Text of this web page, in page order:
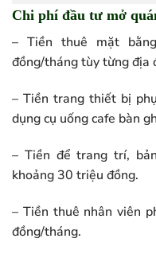
Chi phí đầu tư mở
– Tiền thuê mặt
đồng/tháng tùy từng địa
– Tiền trang thiết bị
dụng cụ uống cafe bàn
– Tiền để trang trí,
khoảng 30 triệu đồng.
– Tiền thuê nhân viên
đồng/tháng.